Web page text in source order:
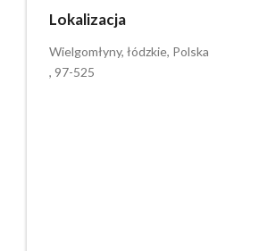
Lokalizacja
Wielgomłyny, łódzkie, Polska
, 97-525